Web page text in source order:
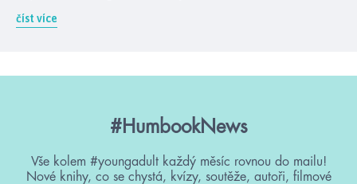
číst více
#HumbookNews
Vše kolem #youngadult každý měsíc rovnou do mailu!
Nové knihy, co se chystá, kvízy, soutěže, autoři, filmové